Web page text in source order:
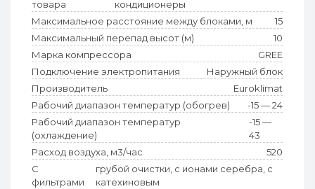
товара
кондиционеры
Максимальное расстояние между блоками, м
15
Максимальный перепад высот (м)
10
Марка компрессора
GREE
Подключение электропитания
Наружный блок
Производитель
Euroklimat
Рабочий диапазон температур (обогрев)
-15 — 24
Рабочий диапазон температур
(охлаждение)
-15 —
43
Расход воздуха, м3/час
520
С
фильтрами
грубой очистки, с ионами серебра, с
катехиновым